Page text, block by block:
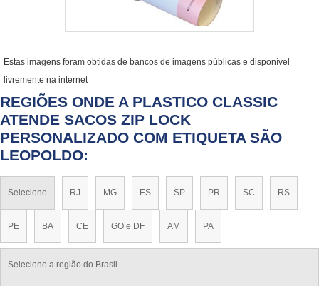
Estas imagens foram obtidas de bancos de imagens públicas e disponível
livremente na internet
REGIÕES ONDE A PLASTICO CLASSIC
ATENDE SACOS ZIP LOCK
PERSONALIZADO COM ETIQUETA SÃO
LEOPOLDO:
Selecione RJ MG ES SP PR SC RS
PE BA CE GO e DF AM PA
Selecione a região do Brasil